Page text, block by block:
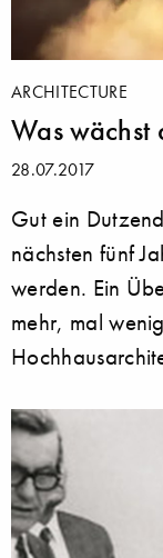
ARCHITECTURE
Was wächst
28.07.2017
Gut ein
nächsten fünf
werden. Ein
mehr, mal